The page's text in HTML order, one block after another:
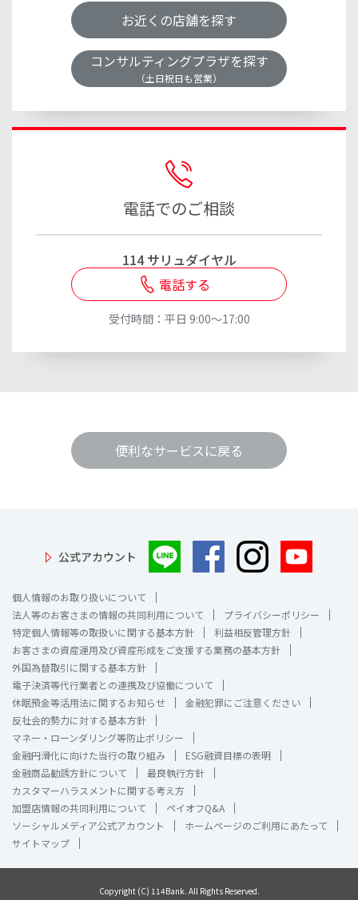
お近くの店舗を探す
コンサルティングプラザを探す
（土日祝日も営業）
電話でのご相談
114 サリュダイヤル
電話する
受付時間：平日 9:00～17:00
便利なサービスに戻る
公式アカウント
個人情報のお取り扱いについて
法人等のお客さまの情報の共同利用について
プライバシーポリシー
特定個人情報等の取扱いに関する基本方針
利益相反管理方針
お客さまの資産運用及び資産形成をご支援する業務の基本方針
外国為替取引に関する基本方針
電子決済等代行業者との連携及び協働について
休眠預金等活用法に関するお知らせ
金融犯罪にご注意ください
反社会的勢力に対する基本方針
マネー・ローンダリング等防止ポリシー
金融円滑化に向けた当行の取り組み
ESG融資目標の表明
金融商品勧誘方針について
最良執行方針
カスタマーハラスメントに関する考え方
加盟店情報の共同利用について
ペイオフQ&A
ソーシャルメディア公式アカウント
ホームページのご利用にあたって
サイトマップ
Copyright (C) 114Bank. All Rights Reserved.